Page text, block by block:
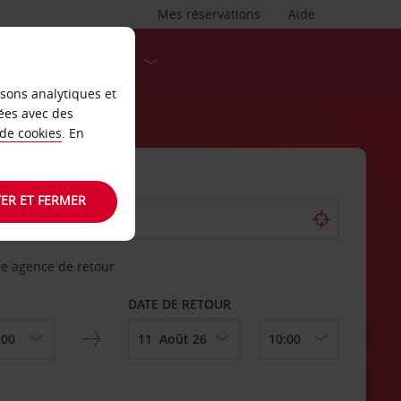
Aide
Mes réservations
agence de retour
DATE DE RETOUR
analytiques et
avec des
cookies. En
ET FERMER